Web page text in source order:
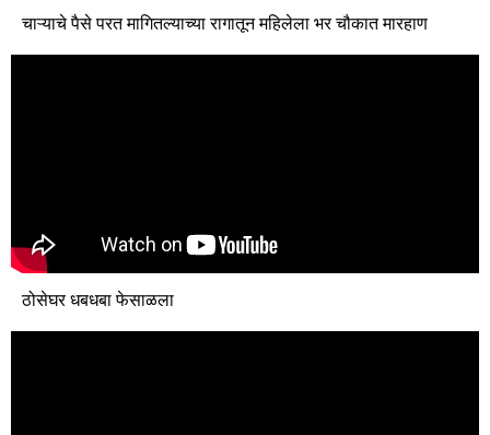
चाऱ्याचे पैसे परत मागितल्याच्या रागातून महिलेला भर चौकात मारहाण
ठोसेघर धबधबा फेसाळला